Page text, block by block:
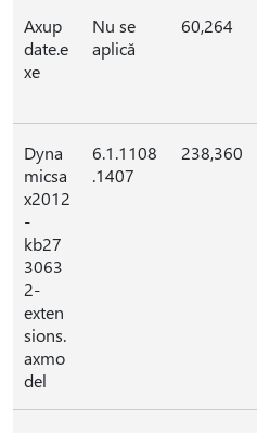
Axup
date.e
xe
Nu se
aplică
60,264
Dyna
micsa
x2012
-
kb27
3063
2-
exten
sions.
axmo
del
6.1.1108
.1407
238,360